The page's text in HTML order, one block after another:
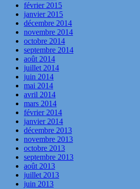
février 2015
janvier 2015
décembre 2014
novembre 2014
octobre 2014
septembre 2014
août 2014
juillet 2014
juin 2014
mai 2014
avril 2014
mars 2014
février 2014
janvier 2014
décembre 2013
novembre 2013
octobre 2013
septembre 2013
août 2013
juillet 2013
juin 2013